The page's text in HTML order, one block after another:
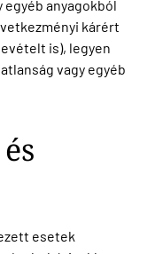
anyagokból
kárért
is), legyen
vagy egyéb
esetek